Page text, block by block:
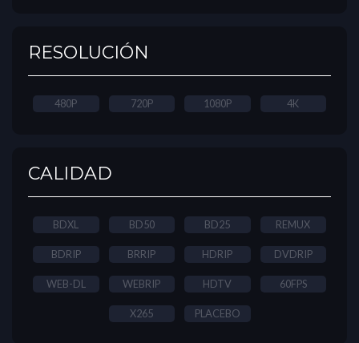
RESOLUCIÓN
480P 720P 1080P 4K
CALIDAD
BDXL BD50 BD25 REMUX
BDRIP BRRIP HDRIP DVDRIP
WEB-DL WEBRIP HDTV 60FPS
X265 PLACEBO